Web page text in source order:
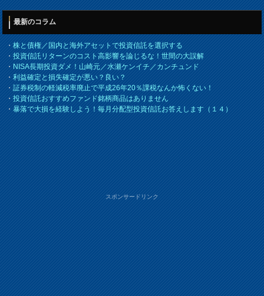
最新のコラム
・株と債権／国内と海外アセットで投資信託を選択する
・投資信託リターンのコスト高影響を論じるな！世間の大誤解
・NISA長期投資ダメ！山崎元／水瀬ケンイチ／カンチュンド
・利益確定と損失確定が悪い？良い？
・証券税制の軽減税率廃止で平成26年20％課税なんか怖くない！
・投資信託おすすめファンド銘柄商品はありません
・暴落で大損を経験しよう！毎月分配型投資信託お答えします（１４）
スポンサードリンク